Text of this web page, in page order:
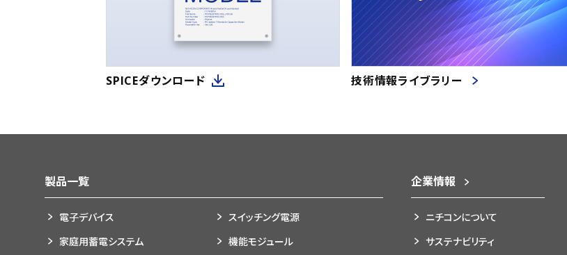
SPICEダウンロード 技術情報ライブラリー
製品一覧
電子デバイス
家庭用蓄電システム
スイッチング電源
機能モジュール
企業情報
ニチコンについて
サステナビリティ